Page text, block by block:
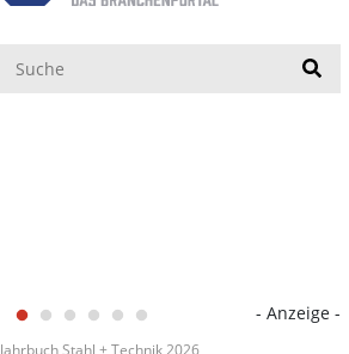
- Anzeige -
Jahrbuch Stahl + Technik 2026